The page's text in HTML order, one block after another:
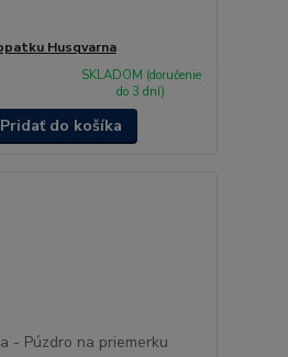
Husqvarna
SKLADOM (doručenie
do 3 dní)
Pridať do košíka